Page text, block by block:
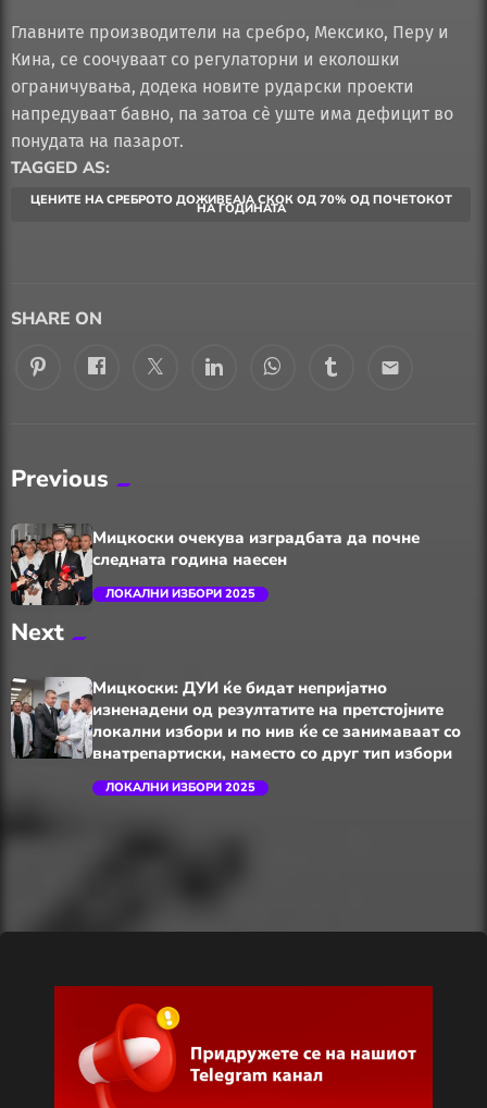
Главните производители на сребро, Мексико, Перу и
Кина, се соочуваат со регулаторни и еколошки
ограничувања, додека новите рударски проекти
напредуваат бавно, па затоа сè уште има дефицит во
понудата на пазарот.
TAGGED AS:
ЦЕНИТЕ НА СРЕБРОТО ДОЖИВЕАЈА СКОК ОД 70% ОД ПОЧЕТОКОТ
НА ГОДИНАТА
SHARE ON
email
Previous
trending_flat
Мицкоски очекува изградбата да почне
следната година наесен
ЛОКАЛНИ ИЗБОРИ 2025
Next
Мицкоски: ДУИ ќе бидат непријатно
изненадени од резултатите на претстојните
локални избори и по нив ќе се занимаваат со
внатрепартиски, наместо со друг тип избори
ЛОКАЛНИ ИЗБОРИ 2025